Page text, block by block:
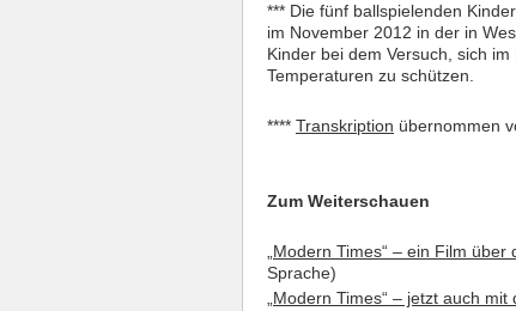
*** Die fünf ballspielenden
im November 2012 in der in
Kinder bei dem Versuch, sich
Temperaturen zu schützen.
**** Transkription übernommen
Zum Weiterschauen
„Modern Times“ – ein Film über
Sprache)
„Modern Times“ – jetzt auch